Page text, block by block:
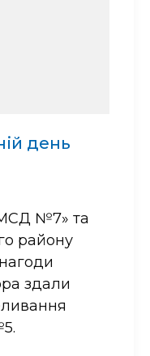
день
№7» та
району
здали